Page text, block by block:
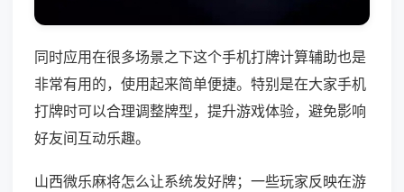
同时应用在很多场景之下这个手机打牌计算辅助也是
非常有用的，使用起来简单便捷。特别是在大家手机
打牌时可以合理调整牌型，提升游戏体验，避免影响
好友间互动乐趣。
山西微乐麻将怎么让系统发好牌；一些玩家反映在游